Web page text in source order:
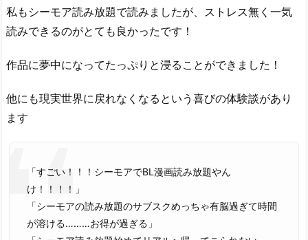
私もシーモア読み放題で読みましたが、ストレス無く一気
読みできるのがとても良かったです！
作品に夢中になってたっぷりと浸ることができました！
他にも現実世界に戻れなくなるという喜びの体験談があり
ます
「すごい！！！シーモアでBL漫画読み放題やん
け！！！！」
「シーモアの読み放題のサブスクめっちゃ有脳過ぎて時間
が溶ける………お得が過ぎる」